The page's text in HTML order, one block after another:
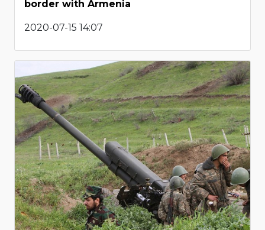
border with Armenia
2020-07-15 14:07